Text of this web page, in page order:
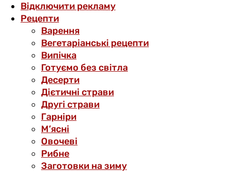
Відключити рекламу
Рецепти
Варення
Вегетаріанські рецепти
Випічка
Готуємо без світла
Десерти
Дієтичні страви
Другі страви
Гарніри
М’ясні
Овочеві
Рибне
Заготовки на зиму